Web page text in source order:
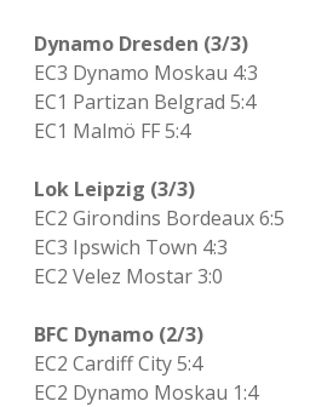
Dynamo Dresden (3/3)
EC3 Dynamo Moskau 4:3
EC1 Partizan Belgrad 5:4
EC1 Malmö FF 5:4
Lok Leipzig (3/3)
EC2 Girondins Bordeaux 6:5
EC3 Ipswich Town 4:3
EC2 Velez Mostar 3:0
BFC Dynamo (2/3)
EC2 Cardiff City 5:4
EC2 Dynamo Moskau 1:4